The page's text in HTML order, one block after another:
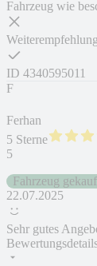
Fahrzeug wie
ID 4340595011
F
Ferhan
5 Sterne
5
Fahrzeug
22.07.2025
Sehr gutes